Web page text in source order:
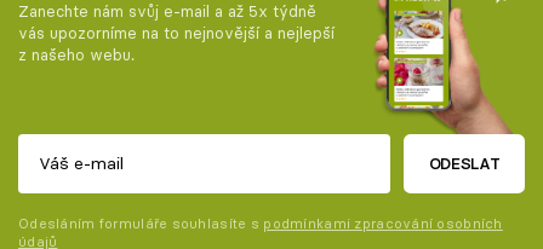
Zanechte nám svůj e-mail a až 5x týdně
vás upozorníme na to nejnovější a nejlepší
z našeho webu.
ODESLAT
Odesláním formuláře souhlasíte s podmínkami zpracování osobních
údajů